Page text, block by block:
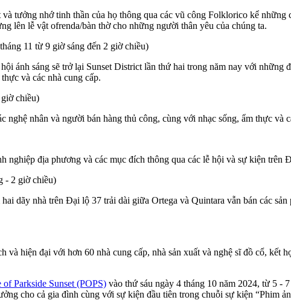
tưởng nhớ tinh thần của họ thông qua các vũ công Folklorico kể những
lên lễ vật ofrenda/bàn thờ cho những người thân yêu của chúng ta.
11 từ 9 giờ sáng đến 2 giờ chiều)
ánh sáng sẽ trở lại Sunset District lần thứ hai trong năm nay với những
và các nhà cung cấp.
chiều)
nhân và người bán hàng thủ công, cùng với nhạc sống, ẩm thực và
nghiệp địa phương và các mục đích thông qua các lễ hội và sự kiện trên
- 2 giờ chiều)
dãy nhà trên Đại lộ 37 trải dài giữa Ortega và Quintara vẫn bán các
hiện đại với hơn 60 nhà cung cấp, nhà sản xuất và nghệ sĩ đồ cổ, kết
of Parkside Sunset (POPS) vào thứ sáu ngày 4 tháng 10 năm 2024, từ 5 -
cho cả gia đình cùng với sự kiện đầu tiên trong chuỗi sự kiện “Phim